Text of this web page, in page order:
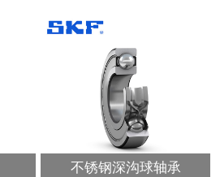
不锈钢深沟球轴承